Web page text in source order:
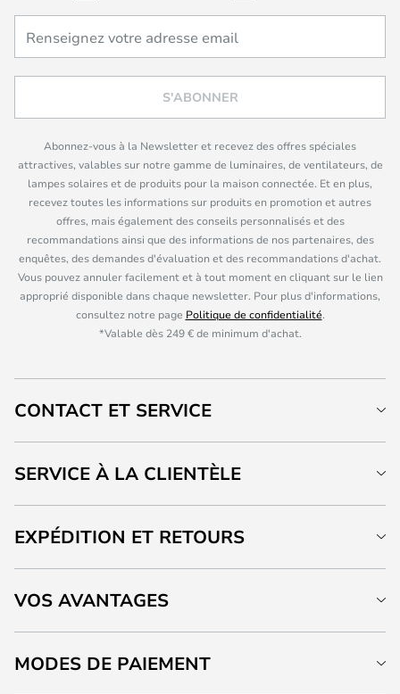
S'ABONNER
Abonnez-vous à la Newsletter et recevez des offres spéciales
attractives, valables sur notre gamme de luminaires, de ventilateurs, de
lampes solaires et de produits pour la maison connectée. Et en plus,
recevez toutes les informations sur produits en promotion et autres
offres, mais également des conseils personnalisés et des
recommandations ainsi que des informations de nos partenaires, des
enquêtes, des demandes d'évaluation et des recommandations d'achat.
Vous pouvez annuler facilement et à tout moment en cliquant sur le lien
approprié disponible dans chaque newsletter. Pour plus d'informations,
consultez notre page Politique de confidentialité.
*Valable dès 249 € de minimum d'achat.
CONTACT ET SERVICE
SERVICE À LA CLIENTÈLE
EXPÉDITION ET RETOURS
VOS AVANTAGES
MODES DE PAIEMENT